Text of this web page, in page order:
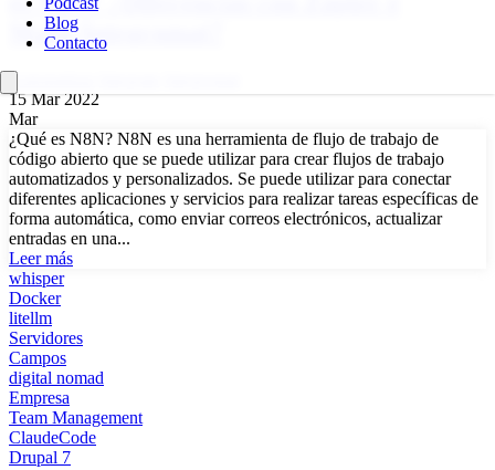
Blog
Contacto
Make/Integromat?
Automatizar
15 Mar 2022
Mar
¿Qué es N8N? N8N es una herramienta de flujo de trabajo de
código abierto que se puede utilizar para crear flujos de trabajo
automatizados y personalizados. Se puede utilizar para conectar
diferentes aplicaciones y servicios para realizar tareas específicas de
forma automática, como enviar correos electrónicos, actualizar
entradas en una...
Leer más
whisper
Docker
litellm
Servidores
Campos
digital nomad
Empresa
Team Management
ClaudeCode
Drupal 7